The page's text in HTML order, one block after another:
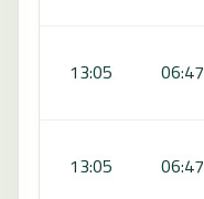
06:47
13:05
06:47
13:05